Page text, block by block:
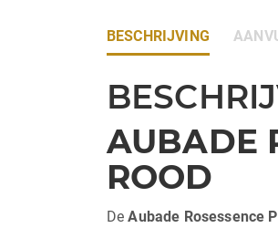
BESCHRIJVING
AUBADE
ROOD
DeAubade Rosessence